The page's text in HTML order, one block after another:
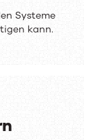
Systeme
kann.